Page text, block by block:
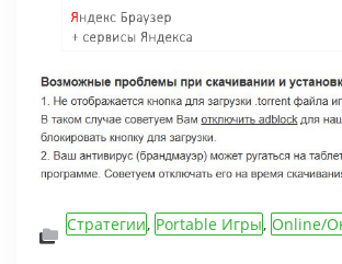
Стратегии, Portable Игры, Online/